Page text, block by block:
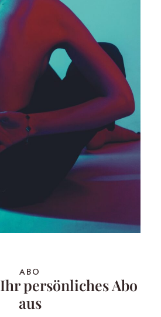
ABO
persönliches Abo
aus